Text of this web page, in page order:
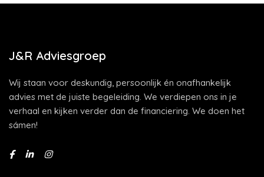
J&R Adviesgroep
Wij staan voor deskundig, persoonlijk én onafhankelijk
advies met de juiste begeleiding. We verdiepen ons in je
verhaal en kijken verder dan de financiering. We doen het
sámen!